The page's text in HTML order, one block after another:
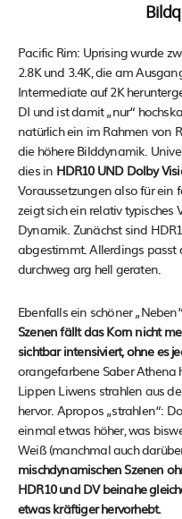
Pacific Rim: Uprising wurde
2.8K und 3.4K, die am
Intermediate auf 2K
DI und ist damit „nur“
natürlich ein im Rahmen von
die höhere Bilddynamik.
dies in HDR10 UND Dolby
Voraussetzungen also für ein
zeigt sich ein relativ typisches
Dynamik. Zunächst sind
abgestimmt. Allerdings passt
durchweg arg hell geraten.
Ebenfalls ein schöner
Szenen fällt das Korn nicht
sichtbar intensiviert, ohne es
orangefarbene Saber Athena
Lippen Liwens strahlen aus
hervor. Apropos „strahlen“:
einmal etwas höher, was
Weiß (manchmal auch
mischdynamischen Szenen
HDR10 und DV beinahe
etwas kräftiger hervorhebt.